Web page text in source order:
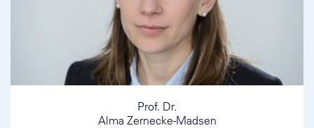
Prof. Dr.
Alma Zernecke-Madsen